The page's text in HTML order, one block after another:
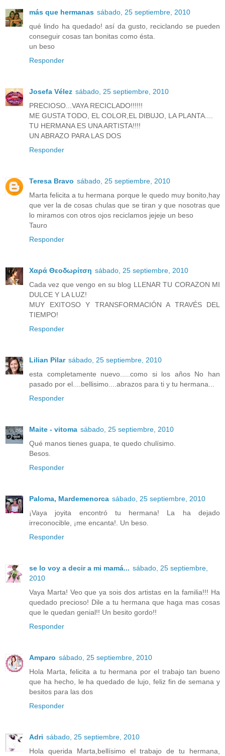
más que hermanas sábado, 25 septiembre, 2010
qué lindo ha quedado! así da gusto, reciclando se pueden
conseguir cosas tan bonitas como ésta.
un beso
Responder
Josefa Vélez sábado, 25 septiembre, 2010
PRECIOSO...VAYA RECICLADO!!!!!!
ME GUSTA TODO, EL COLOR,EL DIBUJO, LA PLANTA....
TU HERMANA ES UNA ARTISTA!!!!
UN ABRAZO PARA LAS DOS
Responder
Teresa Bravo sábado, 25 septiembre, 2010
Marta felicita a tu hermana porque le quedo muy bonito,hay
que ver la de cosas chulas que se tiran y que nosotras que
lo miramos con otros ojos reciclamos jejeje un beso
Tauro
Responder
Χαρά Θεοδωρίτση sábado, 25 septiembre, 2010
Cada vez que vengo en su blog LLENAR TU CORAZON MI
DULCE Y LA LUZ!
MUY EXITOSO Y TRANSFORMACIÓN A TRAVÉS DEL
TIEMPO!
Responder
Lilian Pilar sábado, 25 septiembre, 2010
esta completamente nuevo.....como si los años No han
pasado por el....bellisimo....abrazos para ti y tu hermana...
Responder
Maite - vitoma sábado, 25 septiembre, 2010
Qué manos tienes guapa, te quedo chulísimo.
Besos.
Responder
Paloma, Mardemenorca sábado, 25 septiembre, 2010
¡Vaya joyita encontró tu hermana! La ha dejado
irreconocible, ¡me encanta!. Un beso.
Responder
se lo voy a decir a mi mamá... sábado, 25 septiembre,
2010
Vaya Marta! Veo que ya sois dos artistas en la familia!!! Ha
quedado precioso! Dile a tu hermana que haga mas cosas
que le quedan genial!! Un besito gordo!!
Responder
Amparo sábado, 25 septiembre, 2010
Hola Marta, felicita a tu hermana por el trabajo tan bueno
que ha hecho, le ha quedado de lujo, feliz fin de semana y
besitos para las dos
Responder
Adri sábado, 25 septiembre, 2010
Hola querida Marta,bellísimo el trabajo de tu hermana,